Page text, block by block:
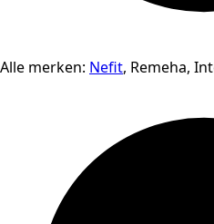
Alle merken: Nefit, Remeha,